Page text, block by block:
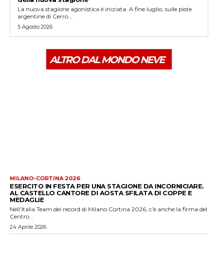
La nuova stagione agonistica è iniziata. A fine luglio, sulle piste
argentine di Cerro...
5 Agosto 2026
ALTRO DAL MONDO NEVE
MILANO-CORTINA 2026
ESERCITO IN FESTA PER UNA STAGIONE DA INCORNICIARE.
AL CASTELLO CANTORE DI AOSTA SFILATA DI COPPE E
MEDAGLIE
Nell’Italia Team dei record di Milano Cortina 2026, c’è anche la firma del
Centro...
24 Aprile 2026